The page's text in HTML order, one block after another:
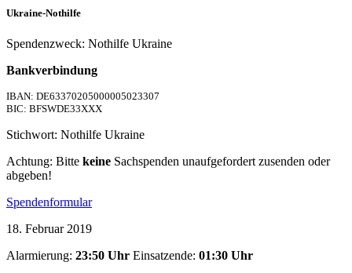
Ukraine-Nothilfe
Spendenzweck: Nothilfe Ukraine
Bankverbindung
IBAN: DE63370205000005023307
BIC: BFSWDE33XXX
Stichwort: Nothilfe Ukraine
Achtung: Bitte keine Sachspenden unaufgefordert zusenden oder
abgeben!
Spendenformular
18. Februar 2019
Alarmierung: 23:50 Uhr Einsatzende: 01:30 Uhr